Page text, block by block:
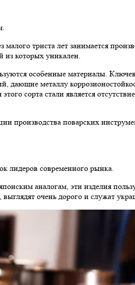
триста лет занимается
которых уникален.
особенные материалы.
дающие металлу
сорта стали является
производства поварских
лидеров современного рынка.
аналогам, эти изделия
очень дорого и служат